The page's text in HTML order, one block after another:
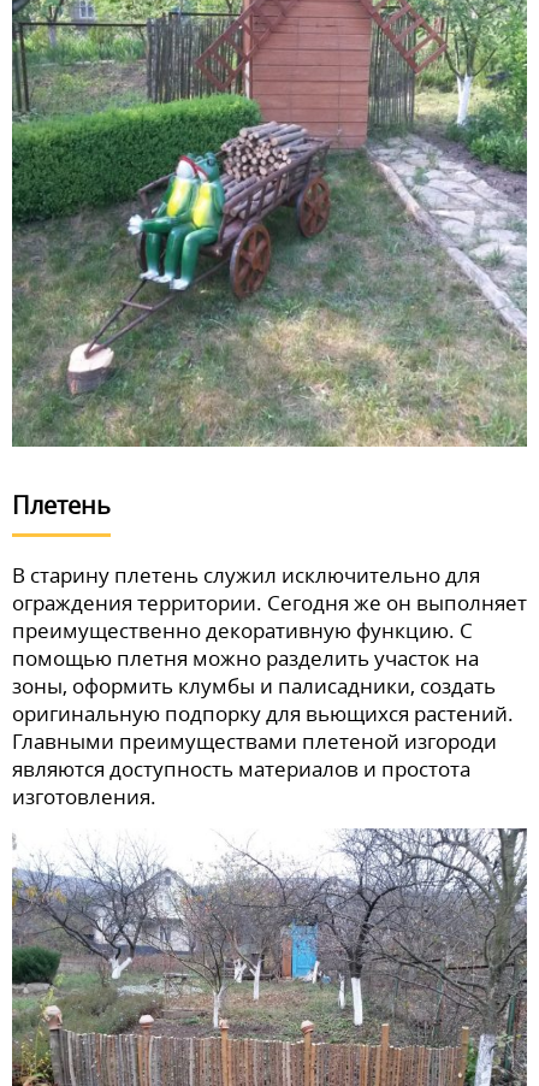
Плетень
В старину плетень служил исключительно для
ограждения территории. Сегодня же он выполняет
преимущественно декоративную функцию. С
помощью плетня можно разделить участок на
зоны, оформить клумбы и палисадники, создать
оригинальную подпорку для вьющихся растений.
Главными преимуществами плетеной изгороди
являются доступность материалов и простота
изготовления.